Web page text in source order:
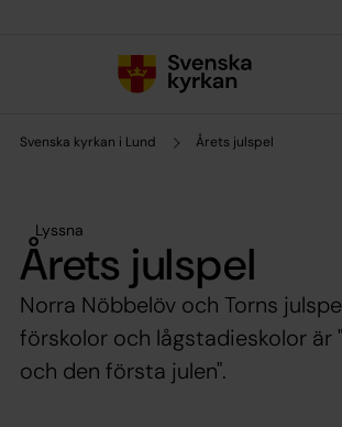
Svenska kyrkan i Lund Årets julspel
Lyssna
Årets julspel
Norra Nöbbelöv och Torns
förskolor och lågstadieskolor är
och den första julen".